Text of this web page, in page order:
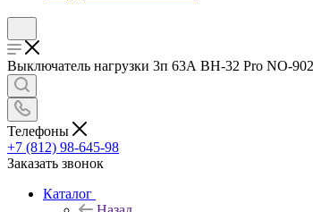
Выключатель нагрузки 3п 63А ВН-32 Pro NO-
Телефоны
+7 (812) 98-645-98
Заказать звонок
Каталог